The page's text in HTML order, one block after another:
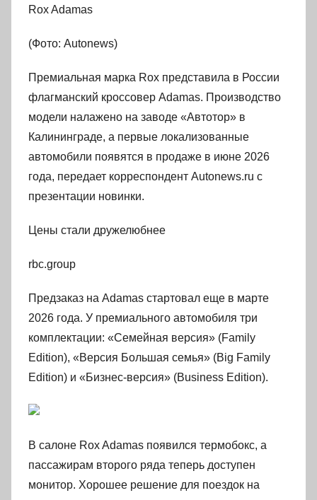
Rox Adamas
(Фото: Autonews)
Премиальная марка Rox представила в России
флагманский кроссовер Adamas. Производство
модели налажено на заводе «Автотор» в
Калининграде, а первые локализованные
автомобили появятся в продаже в июне 2026
года, передает корреспондент Autonews.ru с
презентации новинки.
Цены стали дружелюбнее
rbc.group
Предзаказ на Adamas стартовал еще в марте
2026 года. У премиального автомобиля три
комплектации: «Семейная версия» (Family
Edition), «Версия Большая семья» (Big Family
Edition) и «Бизнес-версия» (Business Edition).
В салоне Rox Adamas появился термобокс, а
пассажирам второго ряда теперь доступен
монитор. Хорошее решение для поездок на